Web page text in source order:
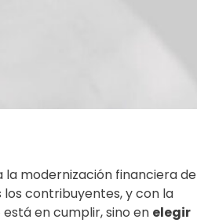
la modernización financiera de
contribuyentes, y con la
en cumplir, sino en elegir